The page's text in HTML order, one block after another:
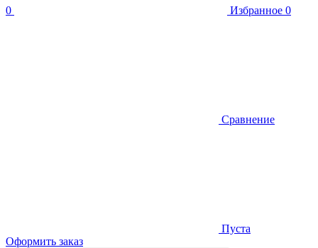
0 Избранное 0
Сравнение
Пуста
Оформить заказ